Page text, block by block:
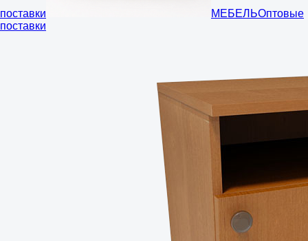
поставки МЕБЕЛЬОптовые
поставки